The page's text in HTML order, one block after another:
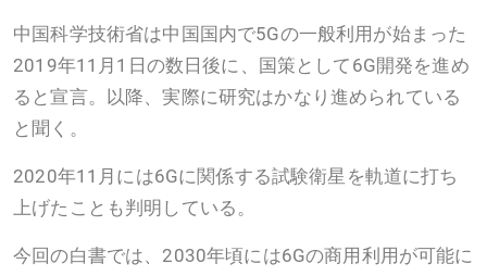
中国科学技術省は中国国内で5Gの一般利用が始まった
2019年11月1日の数日後に、国策として6G開発を進め
ると宣言。以降、実際に研究はかなり進められている
と聞く。
2020年11月には6Gに関係する試験衛星を軌道に打ち
上げたことも判明している。
今回の白書では、2030年頃には6Gの商用利用が可能に